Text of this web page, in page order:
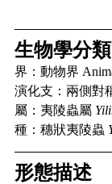
生物學分類
界：動物界
演化支：兩側對
屬：夷陵蟲屬
種：穗狀夷陵蟲
形態描述